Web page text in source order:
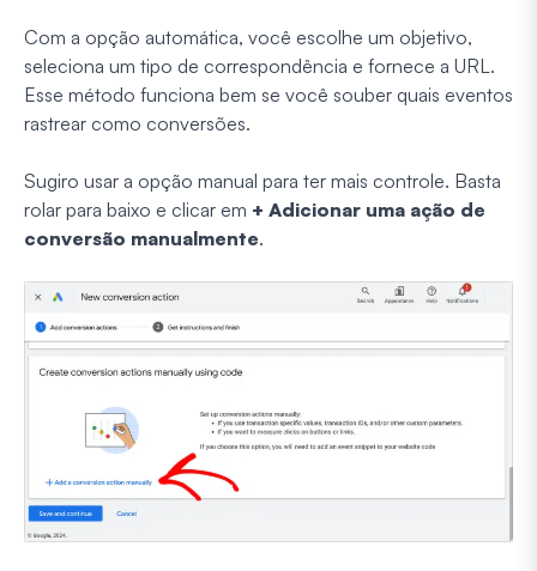
Com a opção automática, você escolhe um objetivo,
seleciona um tipo de correspondência e fornece a URL.
Esse método funciona bem se você souber quais eventos
rastrear como conversões.
Sugiro usar a opção manual para ter mais controle. Basta
rolar para baixo e clicar em + Adicionar uma ação de
conversão manualmente.